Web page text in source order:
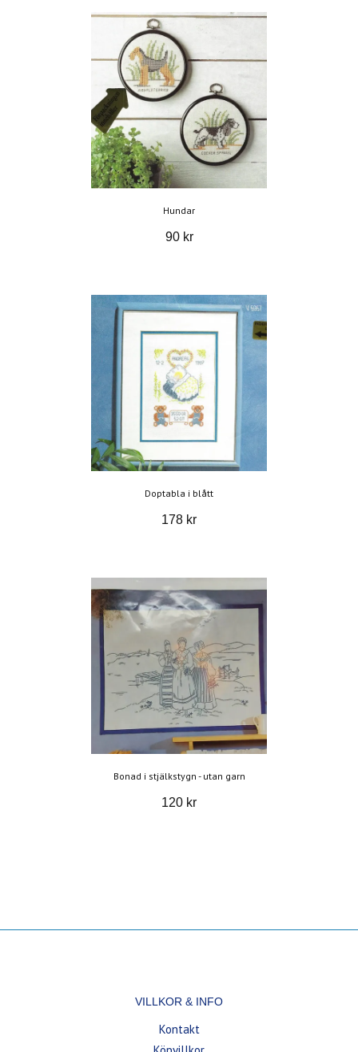
Hundar
90 kr
Doptabla i blått
178 kr
Bonad i stjälkstygn - utan garn
120 kr
VILLKOR & INFO
Kontakt